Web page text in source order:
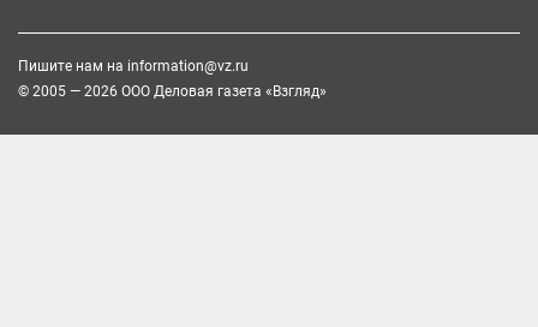
Пишите нам на information@vz.ru
© 2005 — 2026 ООО Деловая газета «Взгляд»